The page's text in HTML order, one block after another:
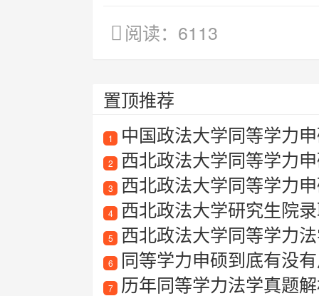
阅读：6113
置顶推荐
1 中国政法大学同等学力
2 西北政法大学同等学力
3 西北政法大学同等学力
4 西北政法大学研究生院
5 西北政法大学同等学力
6 同等学力申硕到底有没
7 历年同等学力法学真题